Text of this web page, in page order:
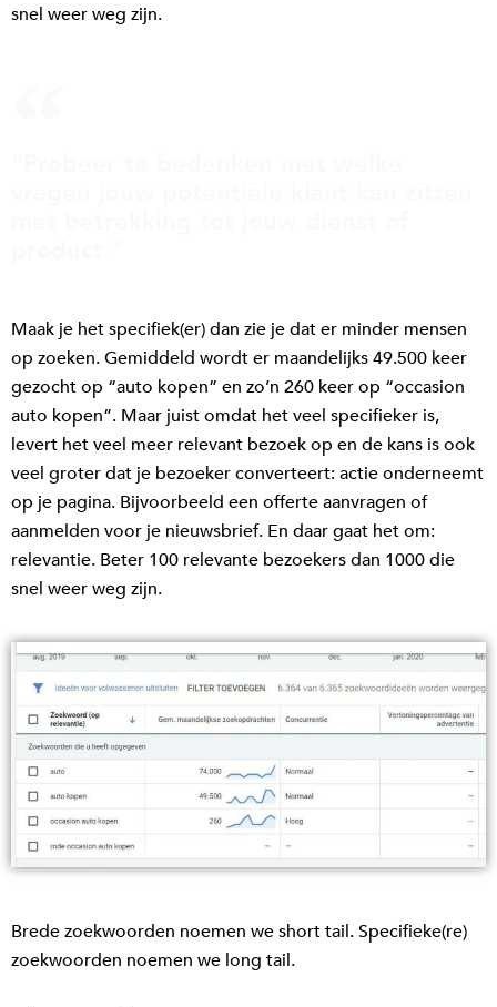
snel weer weg zijn.
Maak je het specifiek(er) dan zie je dat er minder mensen
op zoeken. Gemiddeld wordt er maandelijks 49.500 keer
gezocht op “auto kopen” en zo’n 260 keer op “occasion
auto kopen”. Maar juist omdat het veel specifieker is,
levert het veel meer relevant bezoek op en de kans is ook
veel groter dat je bezoeker converteert: actie onderneemt
op je pagina. Bijvoorbeeld een offerte aanvragen of
aanmelden voor je nieuwsbrief. En daar gaat het om:
relevantie. Beter 100 relevante bezoekers dan 1000 die
snel weer weg zijn.
Brede zoekwoorden noemen we short tail. Specifieke(re)
zoekwoorden noemen we long tail.